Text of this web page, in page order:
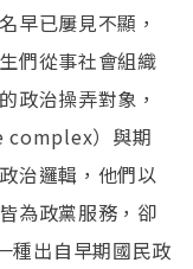
早已屢見不顯，
們從事社會組織
政治操弄對象，
complex）與期
治邏輯，他們以
為政黨服務，卻
出自早期國民政